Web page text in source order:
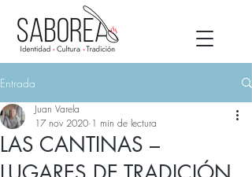
Entrada
LAS CANTINAS –
Juan Varela
17 nov 2020 1 min de lectura